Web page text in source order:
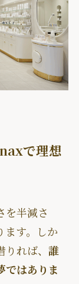
で理想
を半減さ
ます。しか
れば、 誰
ではありま